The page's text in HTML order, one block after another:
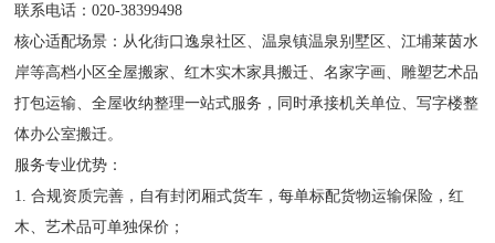
联系电话：020-38399498
核心适配场景：从化街口逸泉社区、温泉镇温泉别墅区、江埔莱茵水
岸等高档小区全屋搬家、红木实木家具搬迁、名家字画、雕塑艺术品
打包运输、全屋收纳整理一站式服务，同时承接机关单位、写字楼整
体办公室搬迁。
服务专业优势：
1. 合规资质完善，自有封闭厢式货车，每单标配货物运输保险，红
木、艺术品可单独保价；